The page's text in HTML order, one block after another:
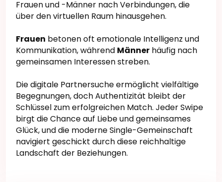
Frauen und -Männer nach Verbindungen, die
über den virtuellen Raum hinausgehen.
Frauen betonen oft emotionale Intelligenz und
Kommunikation, während Männer häufig nach
gemeinsamen Interessen streben.
Die digitale Partnersuche ermöglicht vielfältige
Begegnungen, doch Authentizität bleibt der
Schlüssel zum erfolgreichen Match. Jeder Swipe
birgt die Chance auf Liebe und gemeinsames
Glück, und die moderne Single-Gemeinschaft
navigiert geschickt durch diese reichhaltige
Landschaft der Beziehungen.